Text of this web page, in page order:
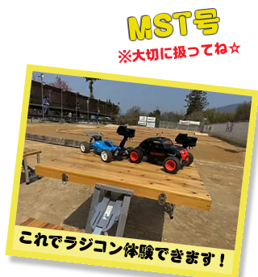
​MST号
​※大切に扱ってね☆
​これでラジコン体験できます！